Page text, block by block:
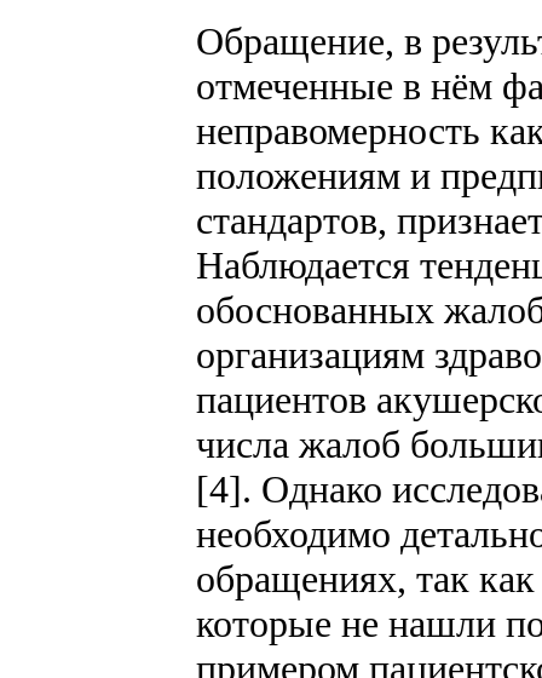
Обращение, в
отмеченные в нём
неправомерность
положениям и
стандартов,
Наблюдается
обоснованных
организациям
пациентов
числа жалоб
[4]. Однако
необходимо
обращениях, так
которые не нашли
примером